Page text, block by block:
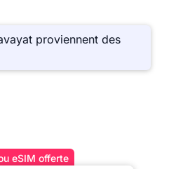
proviennent des
eSIM offerte